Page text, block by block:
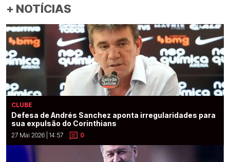
+ NOTÍCIAS
CLUBE
Defesa de Andrés Sanchez aponta irregularidades para
sua expulsão do Corinthians
27 Mai 2026 | 14:57 0